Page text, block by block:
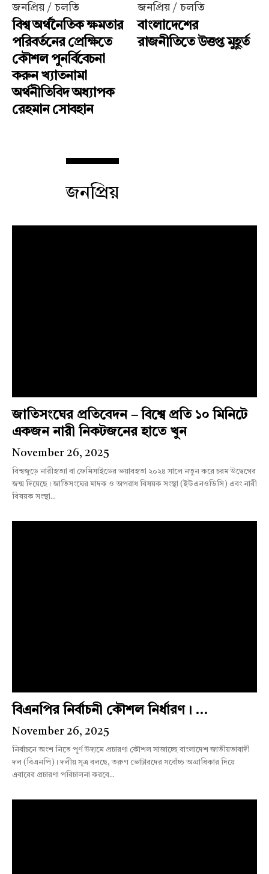
জনপ্রিয় / চলতি
বিশ্ব অর্থনৈতিক ক্ষমতার
পরিবর্তনের প্রেক্ষিতে
কৌশল পুনর্বিবেচনা
করুন খ্যাতনামা
অর্থনীতিবিদ অধ্যাপক
রেহমান সোবহান
জনপ্রিয় / চলতি
বাংলাদেশের
রাজনীতিতে উত্তপ্ত মুহূর্ত
জনপ্রিয়
জাতিসংঘের প্রতিবেদন – বিশ্বে প্রতি ১০ মিনিটে
একজন নারী নিকটজনের হাতে খুন
November 26, 2025
বিশ্বজুড়ে নারীহত্যা বা ফেমিসাইডের ভয়াবহতা ২০২৪ সালে নতুন করে চরম উদ্বেগের
জন্ম দিয়েছে। জাতিসংঘের মাদক ও অপরাধ বিষয়ক সংস্থা (ইউএনওডিসি) এবং নারী
বিষয়ক সংস্থা...
বিএনপির নির্বাচনী কৌশল নির্ধারণ। ...
November 26, 2025
নির্বাচনে অংশ নিতে পূর্ণ উদ্যমে প্রচারণা কৌশল সাজাচ্ছে বাংলাদেশ জাতীয়তাবাদী
দল (বিএনপি)। দলীয় সূত্র বলছে, তরুণ ভোটারদের সর্বোচ্চ অগ্রাধিকার দিয়ে
এবারের প্রচারণা পরিচালনা করবে...